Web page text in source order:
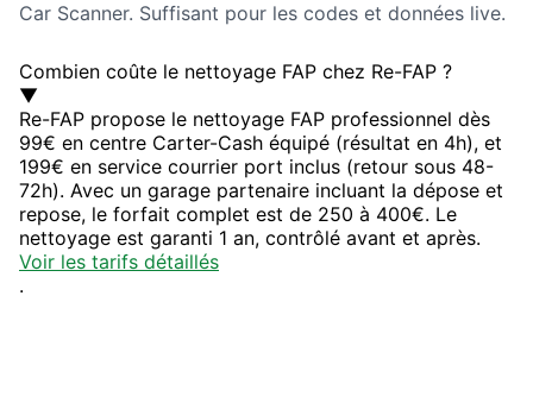
Car Scanner. Suffisant pour les codes et données live.
Combien coûte le nettoyage FAP chez Re-FAP ?
▼
Re-FAP propose le nettoyage FAP professionnel dès
99€ en centre Carter-Cash équipé (résultat en 4h), et
199€ en service courrier port inclus (retour sous 48-
72h). Avec un garage partenaire incluant la dépose et
repose, le forfait complet est de 250 à 400€. Le
nettoyage est garanti 1 an, contrôlé avant et après.
Voir les tarifs détaillés
.